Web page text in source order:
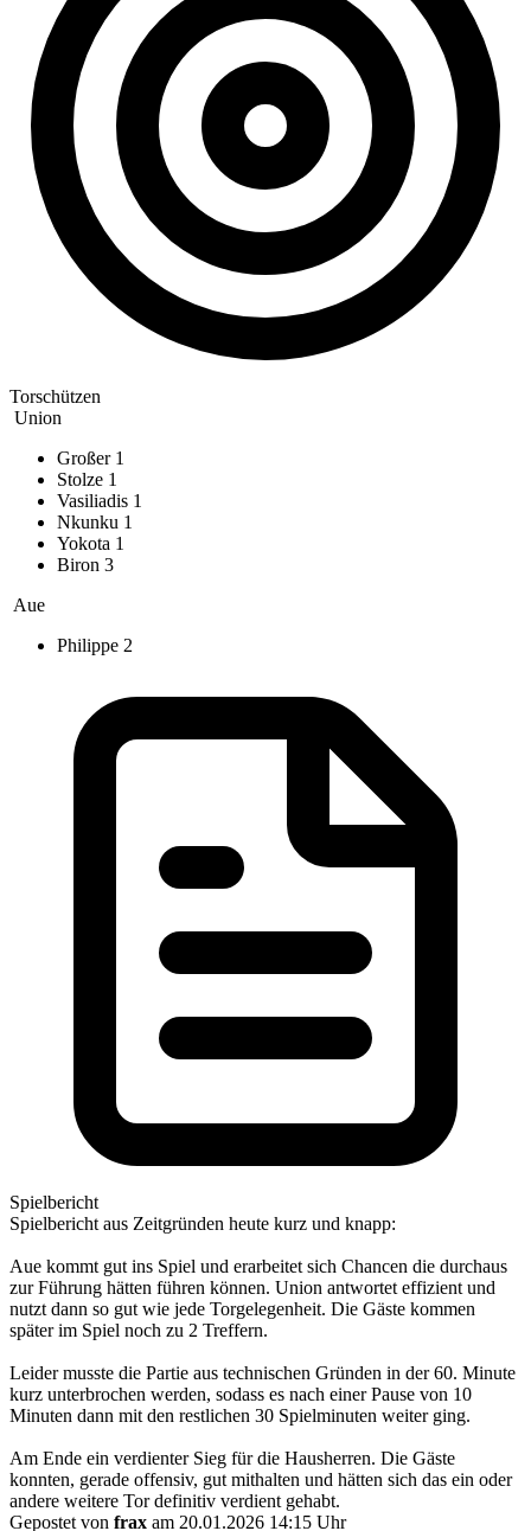
Torschützen
Union
Großer 1
Stolze 1
Vasiliadis 1
Nkunku 1
Yokota 1
Biron 3
Aue
Philippe 2
Spielbericht
Spielbericht aus Zeitgründen heute kurz und knapp:
Aue kommt gut ins Spiel und erarbeitet sich Chancen die durchaus
zur Führung hätten führen können. Union antwortet effizient und
nutzt dann so gut wie jede Torgelegenheit. Die Gäste kommen
später im Spiel noch zu 2 Treffern.
Leider musste die Partie aus technischen Gründen in der 60. Minute
kurz unterbrochen werden, sodass es nach einer Pause von 10
Minuten dann mit den restlichen 30 Spielminuten weiter ging.
Am Ende ein verdienter Sieg für die Hausherren. Die Gäste
konnten, gerade offensiv, gut mithalten und hätten sich das ein oder
andere weitere Tor definitiv verdient gehabt.
Gepostet von frax am 20.01.2026 14:15 Uhr